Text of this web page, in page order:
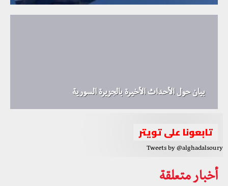
بيان حول الأحداث الأخيرة بالجزيرة السورية
تابعونا على تويتر
Tweets by @alghadalsoury
أخبار متعلقة